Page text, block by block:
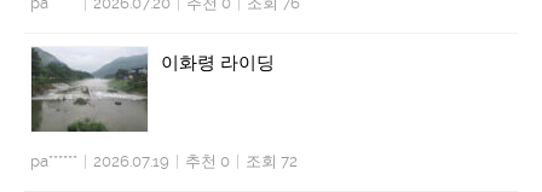
이화령 라이딩
pa****** | 2026.07.19 | 추천 0 | 조회 72